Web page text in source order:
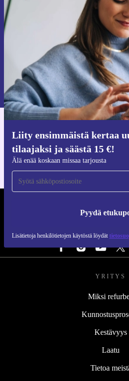
Liity ensimmäistä kertaa
tilaajaksi ja säästä 15 €!
Älä enää koskaan missaa tarjousta
Pyydä
Lisätietoja henkilötietojen käytöstä löydät
tilaajaksi ja säästä
Älä missaa enää
Pyydä
Lisätietoja henkilötietojen käytöstä löydät
iOS:lle ja
YRITYS
Miksi
Kestävyys
Laatu
Tietoa